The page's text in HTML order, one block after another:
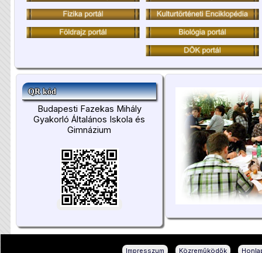
QR kód
Budapesti Fazekas Mihály
Gyakorló Általános Iskola és
Gimnázium
Impresszum Közreműködők